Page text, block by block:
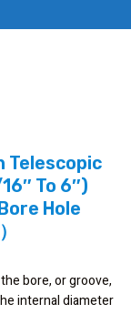
Telescopic
To 6″)
Hole
bore, or groove,
internal diameter